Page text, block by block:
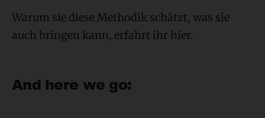
Warum sie diese Methodik schätzt, was sie
auch bringen kann, erfahrt ihr hier.
And here we go: